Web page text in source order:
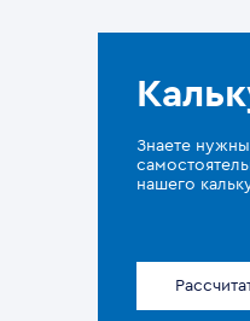
Знаете
нашего